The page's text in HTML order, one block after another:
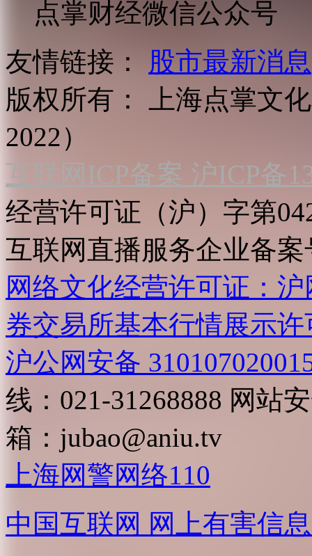
点掌财经微信公众号
友情链接：
股市最新消息
版权所有：
上海点掌文
2022）
互联网ICP备案 沪ICP备
经营许可证（沪）字第
互联网直播服务企业备案
网络文化经营许可证：
券交易所基本行情展示许
沪公网安备
线：021-31268888 网站
箱： jubao@aniu.tv
上海网警网络110
中国互联网 网上有害信